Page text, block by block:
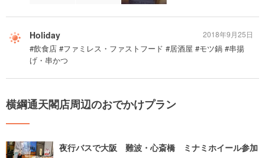
Holiday
#飲食店 #ファミレス・ファストフード #居酒屋 #モツ鍋 #串揚
げ・串かつ
2018年9月25日
横綱通天閣店周辺のおでかけプラン
夜行バスで大阪 難波・心斎橋 ミナミホイール参加